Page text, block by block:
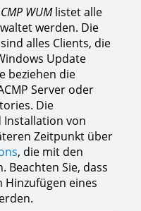
WUMlistet alle
werden. Die
alles Clients, die
Update
beziehen die
Server oder
Die
von
Zeitpunkt über
, die mit den
Beachten Sie, dass
eines